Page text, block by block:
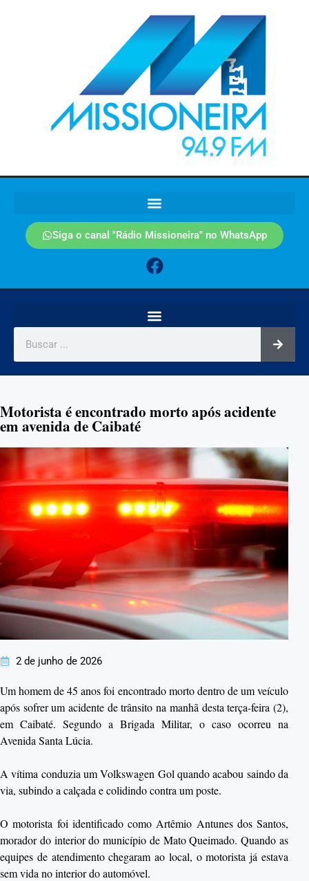
Siga o canal "Rádio Missioneira" no WhatsApp
Motorista é encontrado morto após acidente
em avenida de Caibaté
2 de junho de 2026
Um homem de 45 anos foi encontrado morto dentro de um veículo
após sofrer um acidente de trânsito na manhã desta terça-feira (2),
em Caibaté. Segundo a Brigada Militar, o caso ocorreu na
Avenida Santa Lúcia.
A vítima conduzia um Volkswagen Gol quando acabou saindo da
via, subindo a calçada e colidindo contra um poste.
O motorista foi identificado como Artêmio Antunes dos Santos,
morador do interior do município de Mato Queimado. Quando as
equipes de atendimento chegaram ao local, o motorista já estava
sem vida no interior do automóvel.